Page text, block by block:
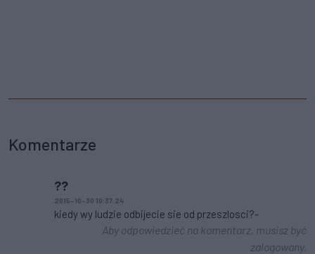
Komentarze
??
2015-10-30 10:37:24
kiedy wy ludzie odbijecie sie od przeszlosci?-
Aby odpowiedzieć na komentarz, musisz być
zalogowany.